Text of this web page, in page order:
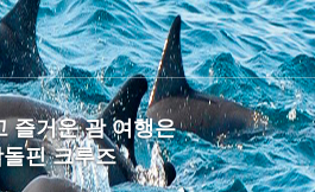
즐거운 괌 여행은
핀 크루즈